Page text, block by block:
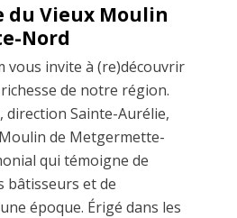
du Vieux Moulin
Nord
vous invite à (re)découvrir
de notre région.
Sainte-Aurélie,
de Metgermette-
qui témoigne de
bâtisseurs et de
époque. Érigé dans les